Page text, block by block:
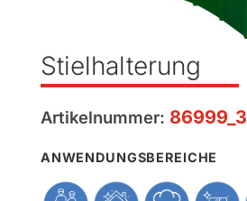
Stielhalterung
Artikelnummer: 86999_3
ANWENDUNGSBEREICHE